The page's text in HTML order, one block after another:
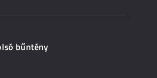
bűntény